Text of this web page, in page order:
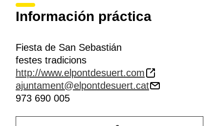
Información práctica
Fiesta de San Sebastián
festes tradicions
http://www.elpontdesuert.com
ajuntament@elpontdesuert.cat
973 690 005